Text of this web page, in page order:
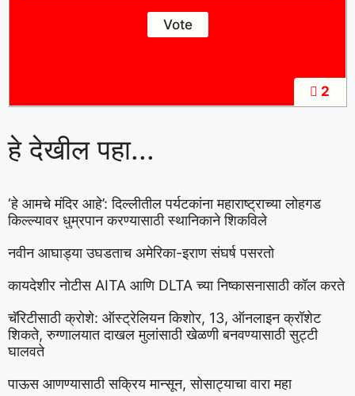
2
हे देखील पहा...
‘हे आमचे मंदिर आहे’: दिल्लीतील पर्यटकांना महाराष्ट्राच्या लोहगड
किल्ल्यावर धुम्रपान करण्यासाठी स्थानिकाने शिकविले
नवीन आघाड्या उघडताच अमेरिका-इराण संघर्ष पसरतो
कायदेशीर नोटीस AITA आणि DLTA च्या निष्कासनासाठी कॉल करते
चॅरिटीसाठी क्रोशे: ऑस्ट्रेलियन किशोर, 13, ऑनलाइन क्रॉशेट
शिकते, रुग्णालयात दाखल मुलांसाठी खेळणी बनवण्यासाठी सुट्टी
घालवते
पाऊस आणण्यासाठी सक्रिय मान्सून, सोसाट्याचा वारा महा